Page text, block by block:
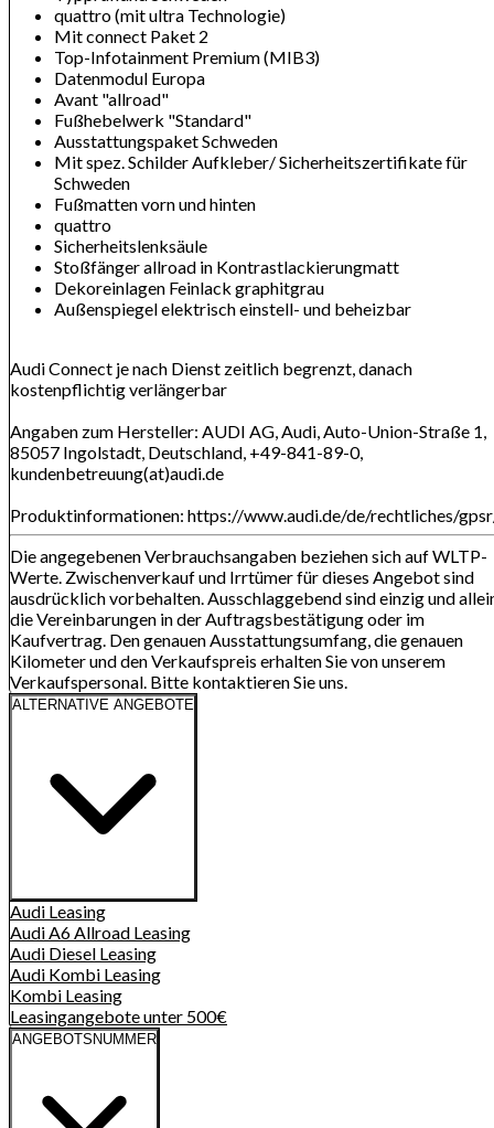
quattro (mit ultra Technologie)
Mit connect Paket 2
Top-Infotainment Premium (MIB3)
Datenmodul Europa
Avant "allroad"
Fußhebelwerk "Standard"
Ausstattungspaket Schweden
Mit spez. Schilder Aufkleber/ Sicherheitszertifikate für
Schweden
Fußmatten vorn und hinten
quattro
Sicherheitslenksäule
Stoßfänger allroad in Kontrastlackierungmatt
Dekoreinlagen Feinlack graphitgrau
Außenspiegel elektrisch einstell- und beheizbar
Audi Connect je nach Dienst zeitlich begrenzt, danach
kostenpflichtig verlängerbar
Angaben zum Hersteller: AUDI AG, Audi, Auto-Union-Straße 1,
85057 Ingolstadt, Deutschland, +49-841-89-0,
kundenbetreuung(at)audi.de
Produktinformationen: https://www.audi.de/de/rechtliches/
Die angegebenen Verbrauchsangaben beziehen sich auf WLTP-
Werte. Zwischenverkauf und Irrtümer für dieses Angebot sind
ausdrücklich vorbehalten. Ausschlaggebend sind einzig und
die Vereinbarungen in der Auftragsbestätigung oder im
Kaufvertrag. Den genauen Ausstattungsumfang, die genauen
Kilometer und den Verkaufspreis erhalten Sie von unserem
Verkaufspersonal. Bitte kontaktieren Sie uns.
ALTERNATIVE ANGEBOTE
Audi Leasing
Audi A6 Allroad Leasing
Audi Diesel Leasing
Audi Kombi Leasing
Kombi Leasing
Leasingangebote unter 500€
ANGEBOTSNUMMER